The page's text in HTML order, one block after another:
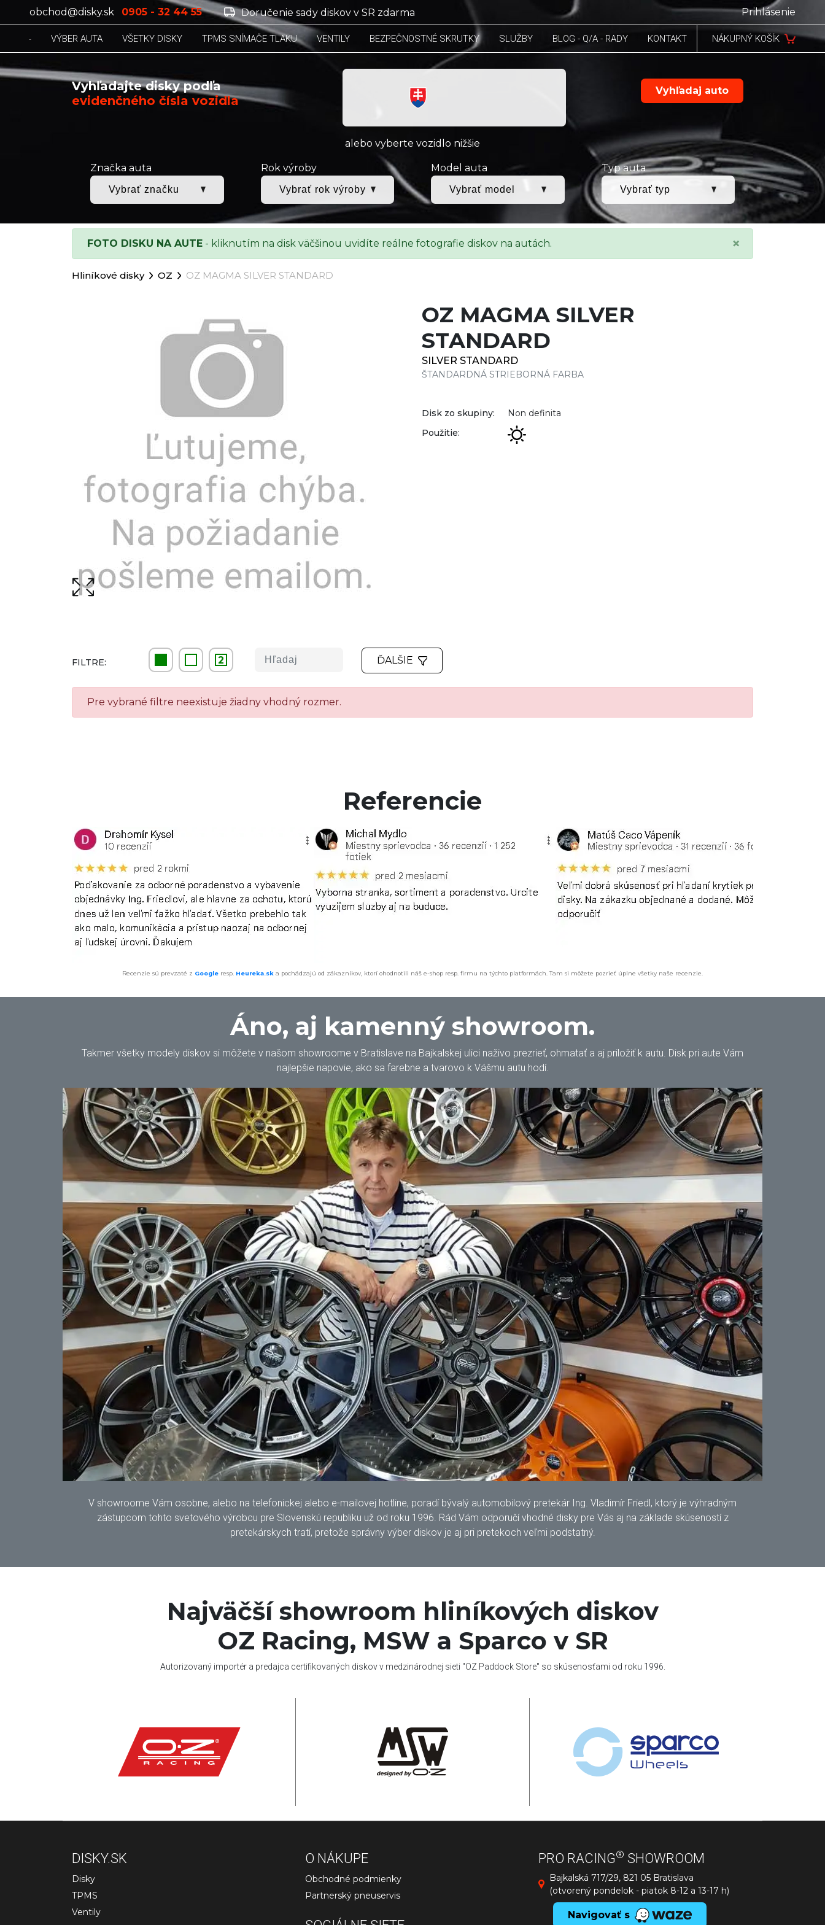
obchod@disky.sk 0905 - 32 44 55 Doručenie sady diskov v SR zdarma Prihlásenie
VÝBER AUTA VŠETKY DISKY TPMS SNÍMAČE TLAKU VENTILY BEZPEČNOSTNÉ SKRUTKY SLUŽBY BLOG - Q/A - RADY KONTAKT NÁKUPNÝ KOŠÍK
Vyhľadajte disky podľa
evidenčného čísla vozidla
Vyhľadaj auto
alebo vyberte vozidlo nižšie
Značka auta Rok výroby Model auta Typ auta
FOTO DISKU NA AUTE - kliknutím na disk väčšinou uvidíte reálne fotografie diskov na autách. ×
Hliníkové disky OZ OZ MAGMA SILVER STANDARD
OZ MAGMA SILVER
STANDARD
SILVER STANDARD
ŠTANDARDNÁ STRIEBORNÁ FARBA
Disk zo skupiny:
Non definita
Použitie:
FILTRE: 2 ĎALŠIE
Pre vybrané filtre neexistuje žiadny vhodný rozmer.
Referencie
Recenzie sú prevzaté z Google resp. Heureka.sk a pochádzajú od zákazníkov, ktorí ohodnotili náš e-shop resp. firmu na týchto platformách. Tam si môžete pozrieť úplne všetky naše recenzie.
Áno, aj kamenný showroom.
Takmer všetky modely diskov si môžete v našom showroome v Bratislave na Bajkalskej ulici naživo prezrieť, ohmatať a aj priložiť k autu. Disk pri aute Vám
najlepšie napovie, ako sa farebne a tvarovo k Vášmu autu hodí.
V showroome Vám osobne, alebo na telefonickej alebo e-mailovej hotline, poradí bývalý automobilový pretekár Ing. Vladimír Friedl, ktorý je výhradným
zástupcom tohto svetového výrobcu pre Slovenskú republiku už od roku 1996. Rád Vám odporučí vhodné disky pre Vás aj na základe skúseností z
pretekárskych tratí, pretože správny výber diskov je aj pri pretekoch veľmi podstatný.
Najväčší showroom hliníkových diskov
OZ Racing, MSW a Sparco v SR
Autorizovaný importér a predajca certifikovaných diskov v medzinárodnej sieti "OZ Paddock Store" so skúsenosťami od roku 1996.
DISKY.SK
Disky
TPMS
Ventily
O NÁKUPE
Obchodné podmienky
Partnerský pneuservis
PRO RACING® SHOWROOM
Bajkalská 717/29, 821 05 Bratislava
(otvorený pondelok - piatok 8-12 a 13-17 h)
Navigovať s